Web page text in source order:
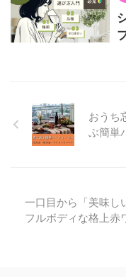
おうち
ぶ簡単
一口目から「美味し
フルボディな格上赤